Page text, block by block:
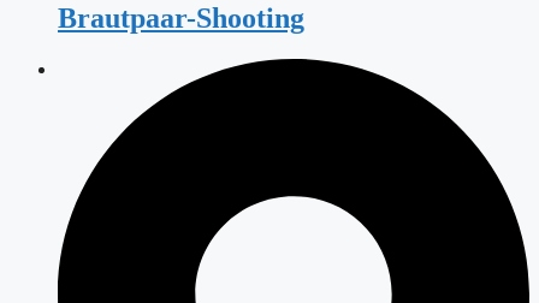
Brautpaar-Shooting